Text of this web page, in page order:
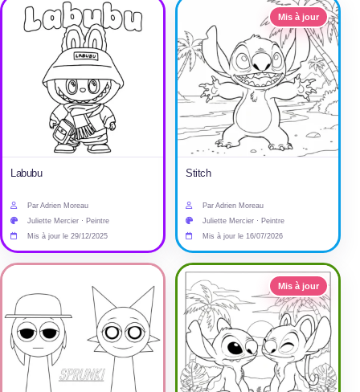
Labubu
Par Adrien Moreau
Juliette Mercier · Peintre
Mis à jour le 29/12/2025
Mis à jour
Stitch
Par Adrien Moreau
Juliette Mercier · Peintre
Mis à jour le 16/07/2026
Mis à jour